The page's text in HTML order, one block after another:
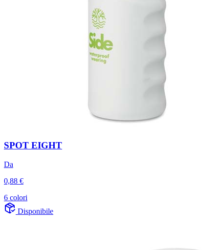
SPOT EIGHT
Da
0,88 €
6 colori
Disponibile